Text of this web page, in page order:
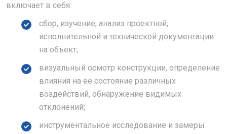
включает в себя:
сбор, изучение, анализ проектной,
исполнительной и технической документации
на объект;
визуальный осмотр конструкции, определение
влияния на ее состояние различных
воздействий, обнаружение видимых
отклонений;
инструментальное исследование и замеры